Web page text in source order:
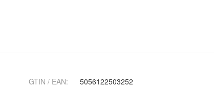
GTIN / EAN: 5056122503252